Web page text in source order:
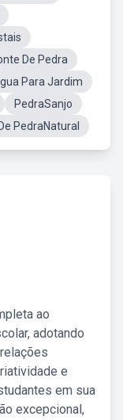
De Pedra
Para Jardim
PedraSanjo
PedraNatural
ao
adotando
e
em sua
excepcional,